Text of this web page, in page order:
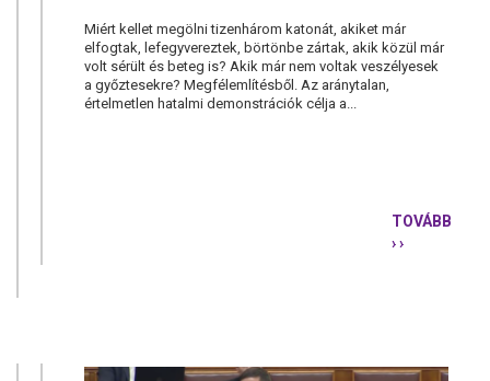
Miért kellet megölni tizenhárom katonát, akiket már
elfogtak, lefegyvereztek, börtönbe zártak, akik közül már
volt sérült és beteg is? Akik már nem voltak veszélyesek
a győztesekre? Megfélemlítésből. Az aránytalan,
értelmetlen hatalmi demonstrációk célja a...
TOVÁBB
› ›